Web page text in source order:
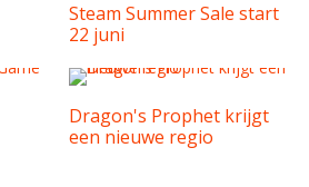
Steam Summer Sale start
22 juni
Dragon's Prophet krijgt
een nieuwe regio